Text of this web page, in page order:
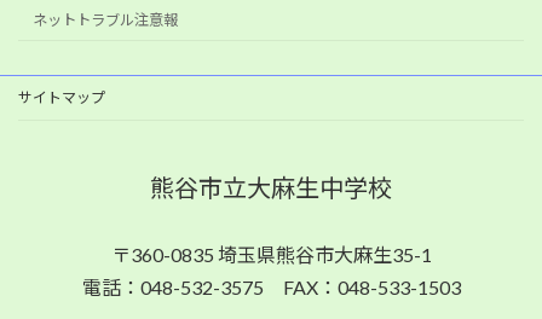
ネットトラブル注意報
サイトマップ
熊谷市立大麻生中学校
〒360-0835 埼玉県熊谷市大麻生35-1
電話：048-532-3575 FAX：048-533-1503